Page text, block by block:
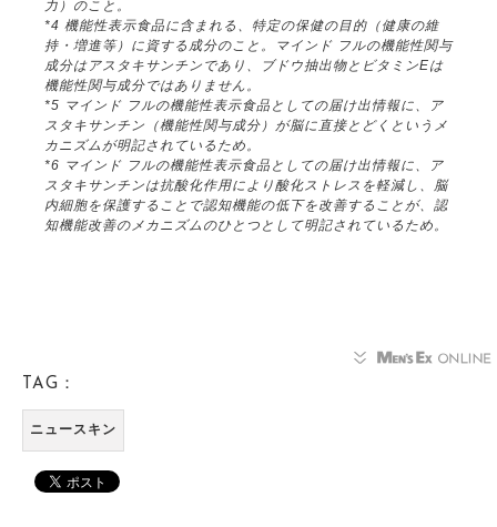
力）のこと。
*4 機能性表示食品に含まれる、特定の保健の目的（健康の維
持・増進等）に資する成分のこと。マインド フルの機能性関与
成分はアスタキサンチンであり、ブドウ抽出物とビタミンEは
機能性関与成分ではありません。
*5 マインド フルの機能性表示食品としての届け出情報に、ア
スタキサンチン（機能性関与成分）が脳に直接とどくというメ
カニズムが明記されているため。
*6 マインド フルの機能性表示食品としての届け出情報に、ア
スタキサンチンは抗酸化作用により酸化ストレスを軽減し、脳
内細胞を保護することで認知機能の低下を改善することが、認
知機能改善のメカニズムのひとつとして明記されているため。
TAG：
ニュースキン